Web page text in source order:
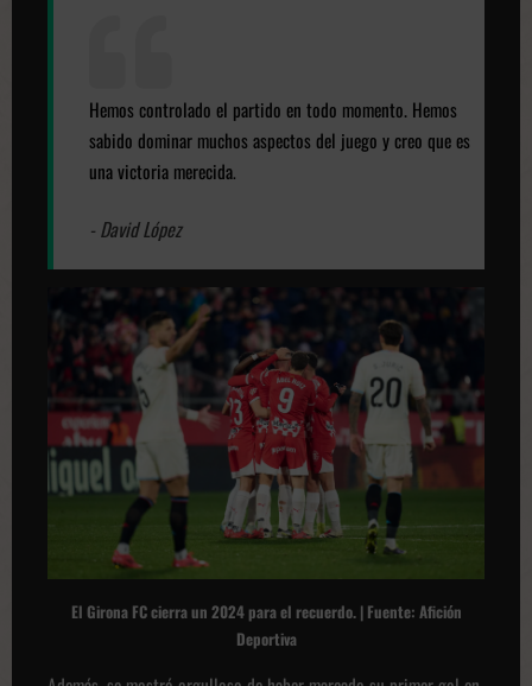
Hemos controlado el partido en todo momento. Hemos
sabido dominar muchos aspectos del juego y creo que es
una victoria merecida.
- David López
El Girona FC cierra un 2024 para el recuerdo. | Fuente: Afición
Deportiva